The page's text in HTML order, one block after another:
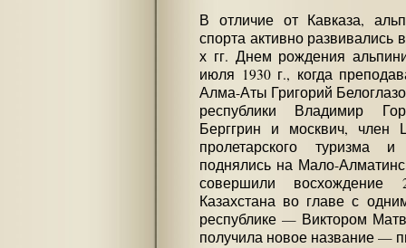
В отличие от Кавказа,
спорта активно развивались
х гг. Днем рождения
июля 1930 г., когда
Алма-Аты Григорий
республики Владимир
Берггрин и москвич, член
пролетарского туризма
поднялись на Мало-
совершили восхождение
Казахстана во главе с
республике — Виктором
получила новое название —